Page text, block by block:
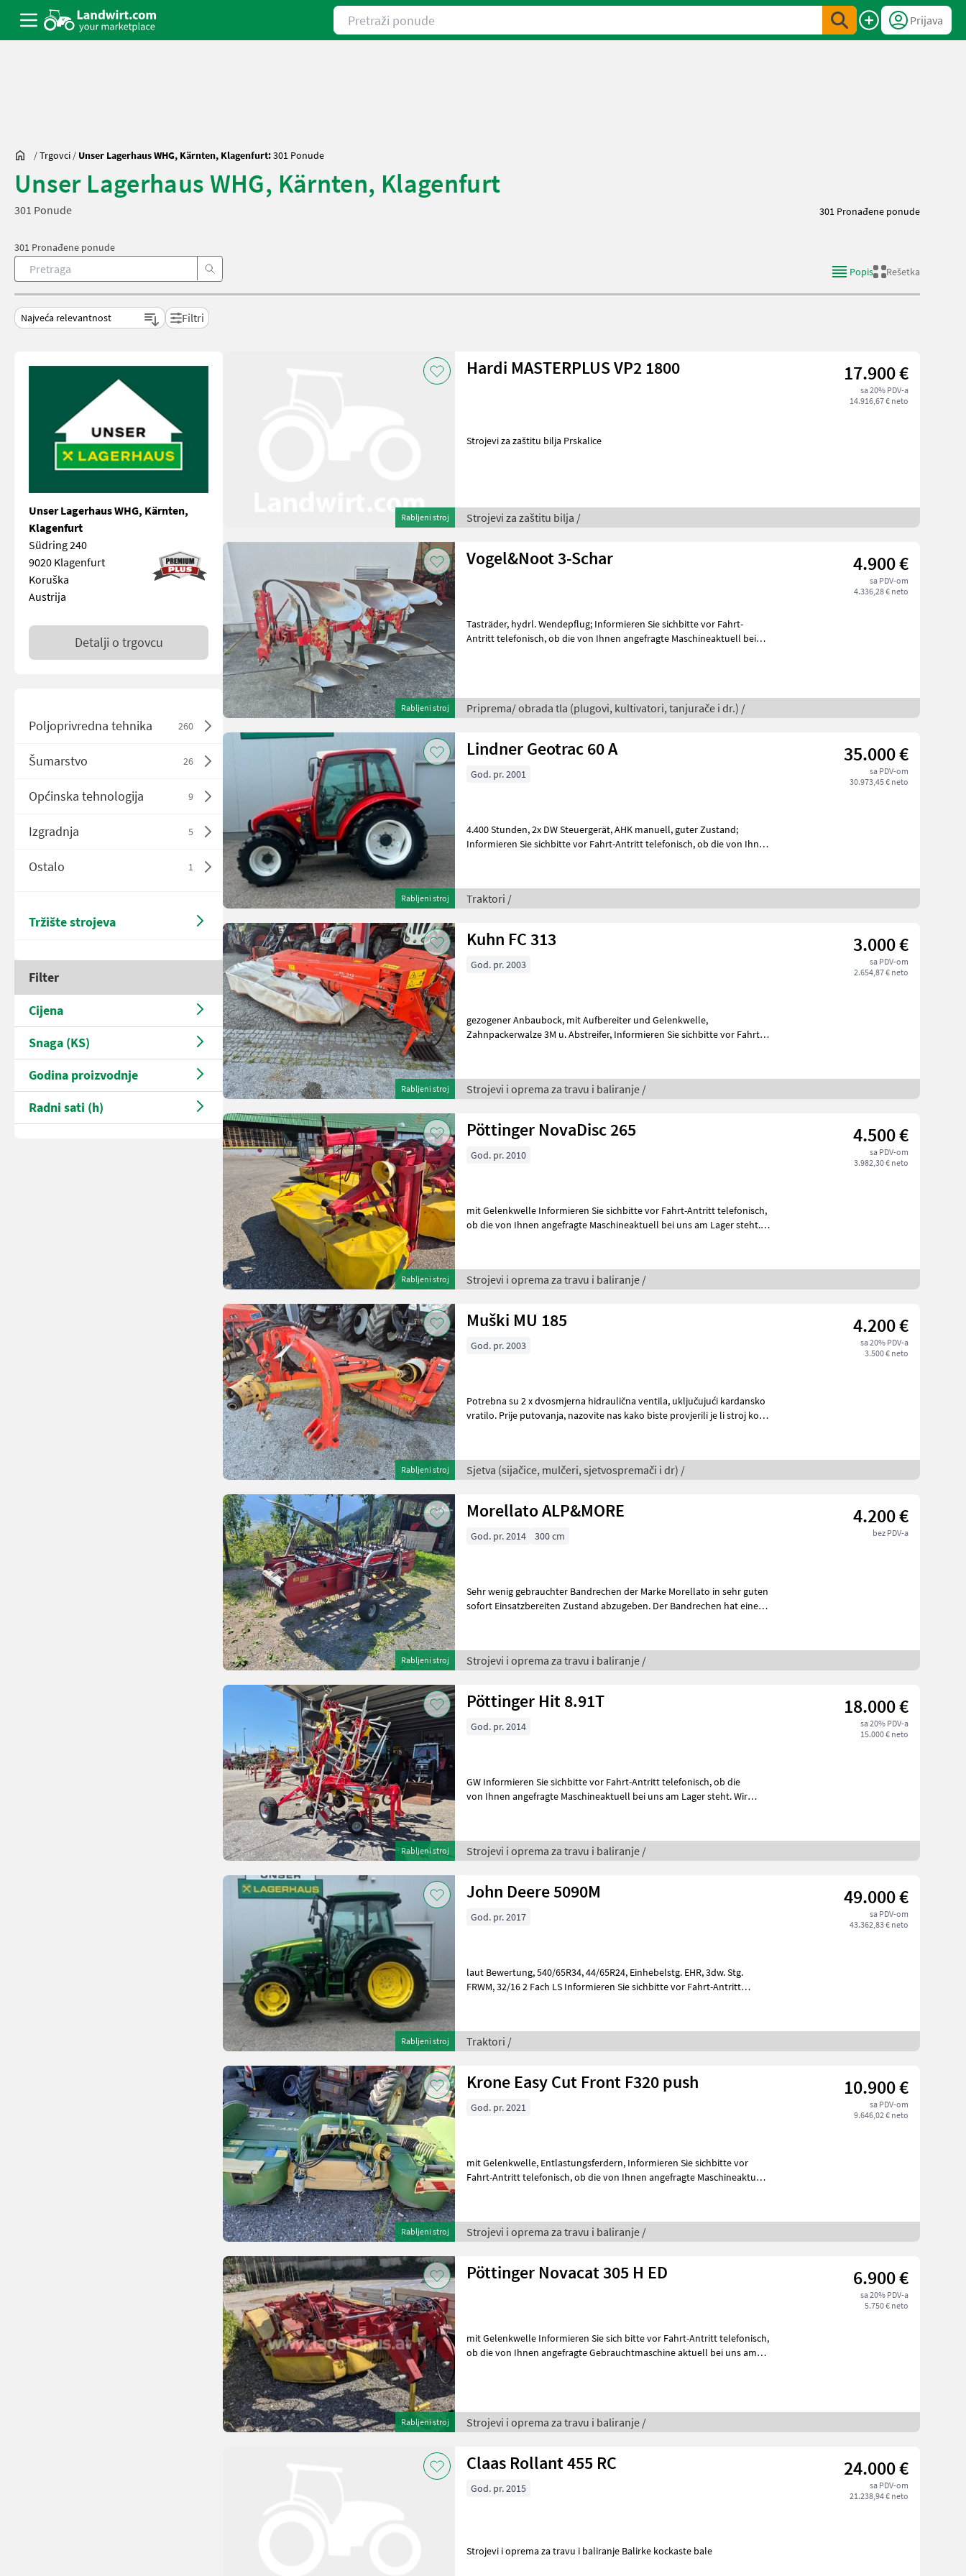
Pretraži ponude
Prijava
/Trgovci / Unser Lagerhaus WHG, Kärnten, Klagenfurt:301 Ponude
Unser Lagerhaus WHG, Kärnten, Klagenfurt
301 Ponude 301 Pronađene ponude
301 Pronađene ponude
Popis
Rešetka
Filtri
Unser Lagerhaus WHG, Kärnten,
Klagenfurt
Südring 240
9020 Klagenfurt
Koruška
Austrija
Detalji o trgovcu
Poljoprivredna tehnika 260
Šumarstvo 26
Općinska tehnologija 9
Izgradnja 5
Ostalo 1
Tržište strojeva
Filter
Cijena
Snaga (KS)
Godina proizvodnje
Radni sati (h)
Rabljeni stroj
Hardi MASTERPLUS VP2 1800 17.900 €
sa 20% PDV-a
14.916,67 € neto
Strojevi za zaštitu bilja Prskalice
Strojevi za zaštitu bilja /
Rabljeni stroj
Vogel&Noot 3-Schar 4.900 €
sa PDV-om
4.336,28 € neto
Tasträder, hydrl. Wendepflug; Informieren Sie sichbitte vor Fahrt-
Antritt telefonisch, ob die von Ihnen angefragte Maschineaktuell bei
Priprema/ obrada tla (plugovi, kultivatori, tanjurače i dr.) /
Rabljeni stroj
Lindner Geotrac 60 A 35.000 €
sa PDV-om
30.973,45 € neto
God. pr. 2001
4.400 Stunden, 2x DW Steuergerät, AHK manuell, guter Zustand;
Informieren Sie sichbitte vor Fahrt-Antritt telefonisch, ob die von Ihnen
Traktori /
Rabljeni stroj
Kuhn FC 313 3.000 €
sa PDV-om
2.654,87 € neto
God. pr. 2003
gezogener Anbaubock, mit Aufbereiter und Gelenkwelle,
Zahnpackerwalze 3M u. Abstreifer, Informieren Sie sichbitte vor Fahrt-
Strojevi i oprema za travu i baliranje /
Rabljeni stroj
Pöttinger NovaDisc 265 4.500 €
sa PDV-om
3.982,30 € neto
God. pr. 2010
mit Gelenkwelle Informieren Sie sichbitte vor Fahrt-Antritt telefonisch,
ob die von Ihnen angefragte Maschineaktuell bei uns am Lager steht.
Strojevi i oprema za travu i baliranje /
Rabljeni stroj
Muški MU 185 4.200 €
sa 20% PDV-a
3.500 € neto
God. pr. 2003
Potrebna su 2 x dvosmjerna hidraulična ventila, uključujući kardansko
vratilo. Prije putovanja, nazovite nas kako biste provjerili je li stroj koji
Sjetva (sijačice, mulčeri, sjetvospremači i dr) /
Rabljeni stroj
Morellato ALP&MORE 4.200 €
bez PDV-a
God. pr. 2014 300 cm
Sehr wenig gebrauchter Bandrechen der Marke Morellato in sehr guten
sofort Einsatzbereiten Zustand abzugeben. Der Bandrechen hat eine
Strojevi i oprema za travu i baliranje /
Rabljeni stroj
Pöttinger Hit 8.91T 18.000 €
sa 20% PDV-a
15.000 € neto
God. pr. 2014
GW Informieren Sie sichbitte vor Fahrt-Antritt telefonisch, ob die
von Ihnen angefragte Maschineaktuell bei uns am Lager steht. Wir
Strojevi i oprema za travu i baliranje /
Rabljeni stroj
John Deere 5090M 49.000 €
sa PDV-om
43.362,83 € neto
God. pr. 2017
laut Bewertung, 540/65R34, 44/65R24, Einhebelstg. EHR, 3dw. Stg.
FRWM, 32/16 2 Fach LS Informieren Sie sichbitte vor Fahrt-Antritt
Traktori /
Rabljeni stroj
Krone Easy Cut Front F320 push 10.900 €
sa PDV-om
9.646,02 € neto
God. pr. 2021
mit Gelenkwelle, Entlastungsferdern, Informieren Sie sichbitte vor
Fahrt-Antritt telefonisch, ob die von Ihnen angefragte Maschineaktuell
Strojevi i oprema za travu i baliranje /
Rabljeni stroj
Pöttinger Novacat 305 H ED 6.900 €
sa 20% PDV-a
5.750 € neto
mit Gelenkwelle Informieren Sie sich bitte vor Fahrt-Antritt telefonisch,
ob die von Ihnen angefragte Gebrauchtmaschine aktuell bei uns am
Strojevi i oprema za travu i baliranje /
Claas Rollant 455 RC 24.000 €
sa PDV-om
21.238,94 € neto
God. pr. 2015
Strojevi i oprema za travu i baliranje Balirke kockaste bale